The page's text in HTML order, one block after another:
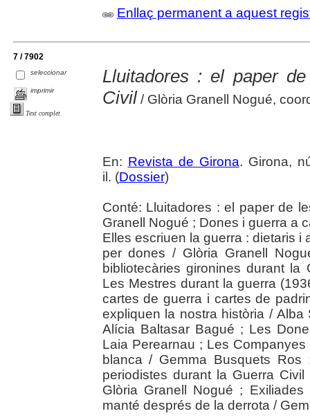
Enllaç permanent a aquest
7 / 7902
seleccionar
imprimir
Text complet
Lluitadores : el paper
Civil/ Glòria Granell Nogué,
En: Revista de Girona. Girona,
il. (Dossier)
Conté: Lluitadores : el paper de
Granell Nogué ; Dones i guerra a
Elles escriuen la guerra : dietaris i
per dones / Glòria Granell
bibliotecàries gironines durant
Les Mestres durant la guerra
cartes de guerra i cartes de
expliquen la nostra història /
Alícia Baltasar Bagué ; Les
Laia Perearnau ; Les
blanca / Gemma Busquets
periodistes durant la Guerra
Glòria Granell Nogué ;
manté després de la derrota /